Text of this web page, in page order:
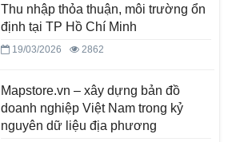
Thu nhập thỏa thuận, môi trường ổn
định tại TP Hồ Chí Minh
19/03/2026 2862
Mapstore.vn – xây dựng bản đồ
doanh nghiệp Việt Nam trong kỷ
nguyên dữ liệu địa phương